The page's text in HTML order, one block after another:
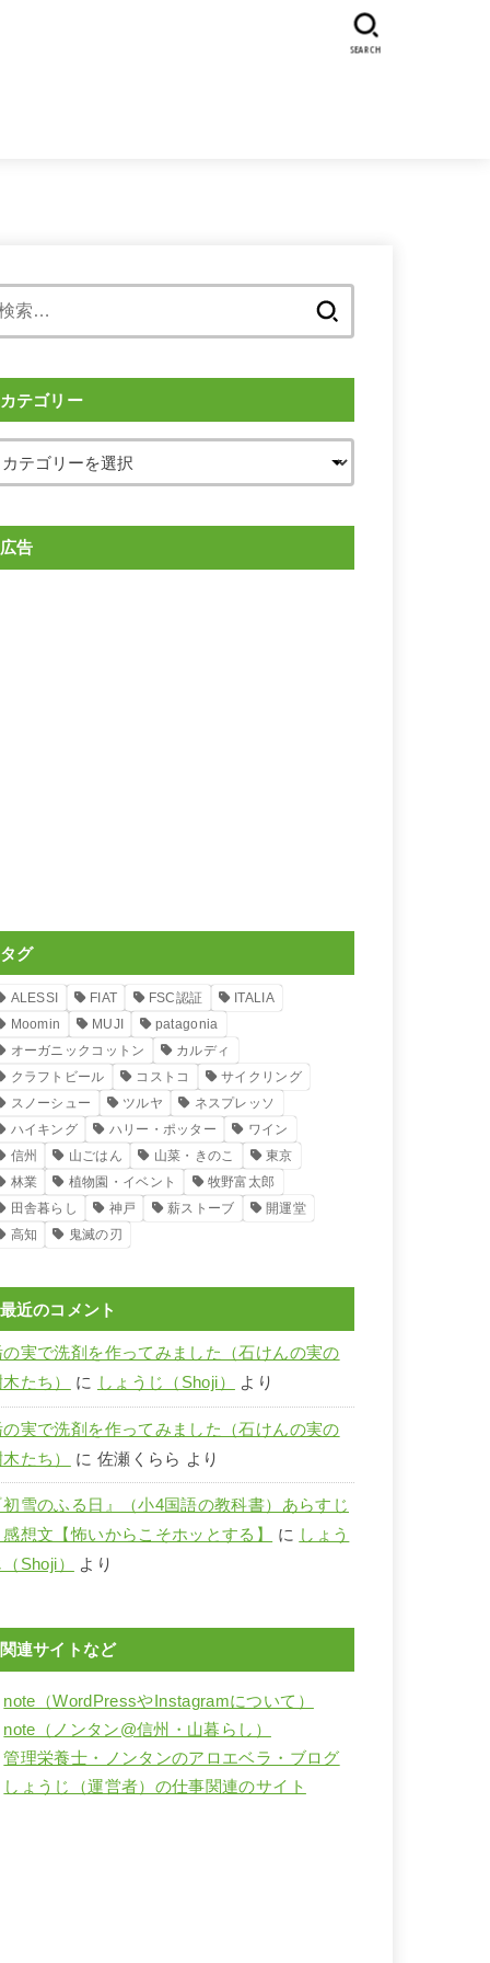
SEARCH
カテゴリー
広告
タグ
ALESSI FIAT FSC認証
ITALIA
Moomin
MUJI
patagonia
オーガニックコットン
カルディ
クラフトビール
コストコ
サイクリング
スノーシュー
ツルヤ
ネスプレッソ
ハイキング
ハリー・ポッター
ワイン
信州
山ごはん 山菜・きのこ
東京
林業
植物園・イベント
牧野富太郎
田舎暮らし
神戸 薪ストーブ
開運堂
高知
鬼滅の刃
最近のコメント
の実で洗剤を作ってみました（石けんの実の
たち）
に しょうじ（Shoji） より
の実で洗剤を作ってみました（石けんの実の
たち）
に 佐瀬くらら より
初雪のふる日』（小4国語の教科書）あらすじ
感想文【怖いからこそホッとする】
に しょう
Shoji）
より
関連サイトなど
note（WordPressやInstagramについて）
note（ノンタン@信州・山暮らし）
管理栄養士・ノンタンのアロエベラ・ブログ
しょうじ（運営者）の仕事関連のサイト